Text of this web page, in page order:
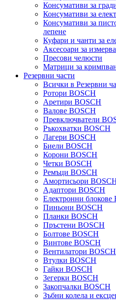
Консумативи за
Консумативи за
Консумативи за
лепене
Куфари и чанти за
Аксесоари за
Пресови челюсти
Матрици за
Резервни части
Всички в Резервни
Ротори BOSCH
Аретири BOSCH
Валове BOSCH
Превключватели
Ръкохватки BOSCH
Лагери BOSCH
Биели BOSCH
Корони BOSCH
Четки BOSCH
Ремъци BOSCH
Амортисьори
Адаптори BOSCH
Електронни блокове
Пиньони BOSCH
Планки BOSCH
Пръстени BOSCH
Болтове BOSCH
Винтове BOSCH
Вентилатори BOSCH
Втулки BOSCH
Гайки BOSCH
Зегерки BOSCH
Закопчалки BOSCH
Зъбни колела и